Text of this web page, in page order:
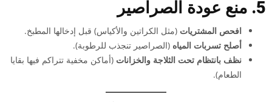
5. منع عودة الصراصير
افحص المشتريات (مثل الكراتين والأكياس) قبل إدخالها المطبخ.
أصلح تسربات المياه (الصراصير تنجذب للرطوبة).
نظف بانتظام تحت الثلاجة والخزانات (أماكن مخفية تتراكم فيها بقايا
الطعام).